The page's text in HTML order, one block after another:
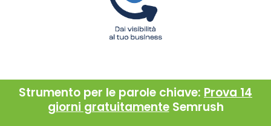
Strumento per le parole chiave: Prova 14
giorni gratuitamente Semrush